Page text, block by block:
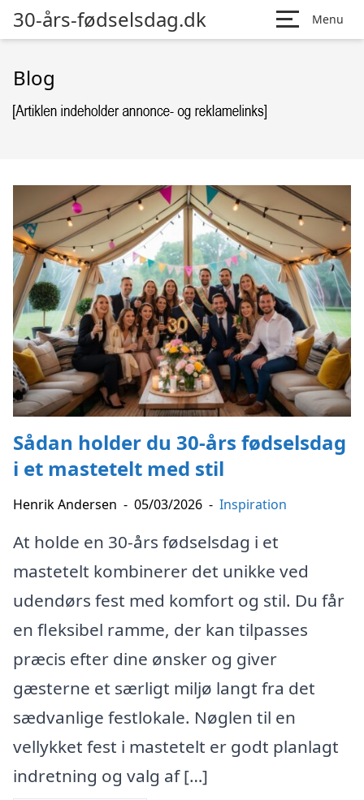
30-års-fødselsdag.dk Menu
Blog
Sådan holder du 30-års fødselsdag
i et mastetelt med stil
Henrik Andersen - 05/03/2026 - Inspiration
At holde en 30-års fødselsdag i et
mastetelt kombinerer det unikke ved
udendørs fest med komfort og stil. Du får
en fleksibel ramme, der kan tilpasses
præcis efter dine ønsker og giver
gæsterne et særligt miljø langt fra det
sædvanlige festlokale. Nøglen til en
vellykket fest i mastetelt er godt planlagt
indretning og valg af […]